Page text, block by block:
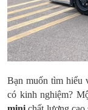
Bạn muốn tìm hiểu
có kinh nghiệm?